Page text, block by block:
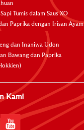
Tumis dalam Saus XO
Paprika dengan Irisan Ayam
dan Inaniwa Udon
Bawang dan Paprika
Kami